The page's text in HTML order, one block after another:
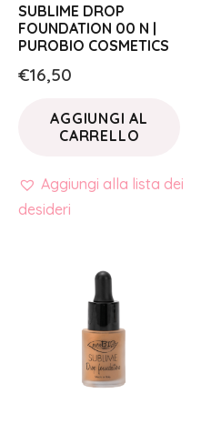
SUBLIME DROP
FOUNDATION 00 N |
PUROBIO COSMETICS
€16,50
AGGIUNGI AL
CARRELLO
Aggiungi alla lista dei
desideri